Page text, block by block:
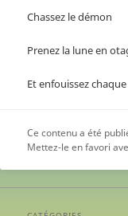
Chassez le démon
Prenez la lune en
Et enfouissez
Ce contenu a été
Mettez-le en favori